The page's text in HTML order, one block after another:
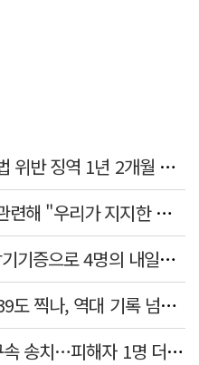
송영길 전 보좌관, 정치자금법 위반 징역 1년 2개월 확정
허지웅, 형사소송법 개정안 관련해 "우리가 지지한 인간들이 이 꼴 만들었다"
10년 동안 누워지낸 아들, 장기기증으로 4명의 내일을 밝혔다
태풍도 못 꺾는 폭염…서울 39도 찍나, 역대 기록 넘본다
'아동 성매매 혐의' 최영중 구속 송치…피해자 1명 더 있었다